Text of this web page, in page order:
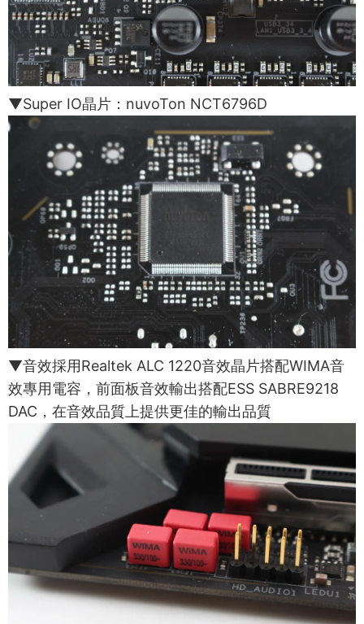
▼Super IO晶片：nuvoTon NCT6796D
▼音效採用Realtek ALC 1220音效晶片搭配WIMA音
效專用電容，前面板音效輸出搭配ESS SABRE9218
DAC，在音效品質上提供更佳的輸出品質